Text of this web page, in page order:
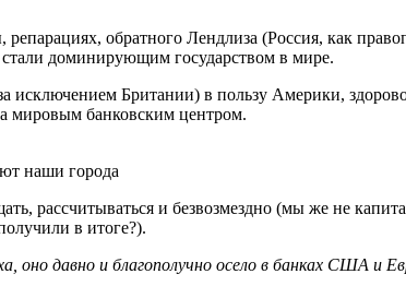
обратного Лендлиза (Россия, как
доминирующим государством в мире.
исключением Британии) в пользу Америки,
мировым банковским центром.
наши города
рассчитываться и безвозмездно (мы же не
в итоге?).
оно давно и благополучно осело в банках США и